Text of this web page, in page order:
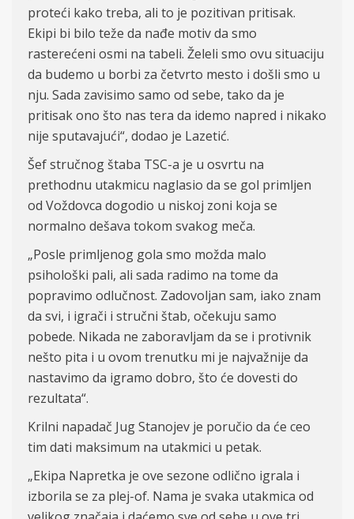
proteći kako treba, ali to je pozitivan pritisak.
Ekipi bi bilo teže da nađe motiv da smo
rasterećeni osmi na tabeli. Želeli smo ovu situaciju
da budemo u borbi za četvrto mesto i došli smo u
nju. Sada zavisimo samo od sebe, tako da je
pritisak ono što nas tera da idemo napred i nikako
nije sputavajući“, dodao je Lazetić.
Šef stručnog štaba TSC-a je u osvrtu na
prethodnu utakmicu naglasio da se gol primljen
od Voždovca dogodio u niskoj zoni koja se
normalno dešava tokom svakog meča.
„Posle primljenog gola smo možda malo
psihološki pali, ali sada radimo na tome da
popravimo odlučnost. Zadovoljan sam, iako znam
da svi, i igrači i stručni štab, očekuju samo
pobede. Nikada ne zaboravljam da se i protivnik
nešto pita i u ovom trenutku mi je najvažnije da
nastavimo da igramo dobro, što će dovesti do
rezultata“.
Krilni napadač Jug Stanojev je poručio da će ceo
tim dati maksimum na utakmici u petak.
„Ekipa Napretka je ove sezone odlično igrala i
izborila se za plej-of. Nama je svaka utakmica od